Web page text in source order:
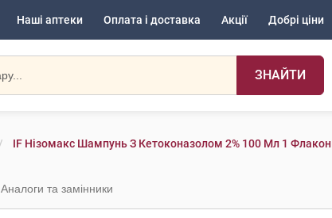
Наші аптеки Оплата і доставка Акції Добрі ціни
ЗНАЙТИ
IF Нізомакс Шампунь З Кетоконазолом 2% 100 Мл 1 Флакон
Аналоги та замінники